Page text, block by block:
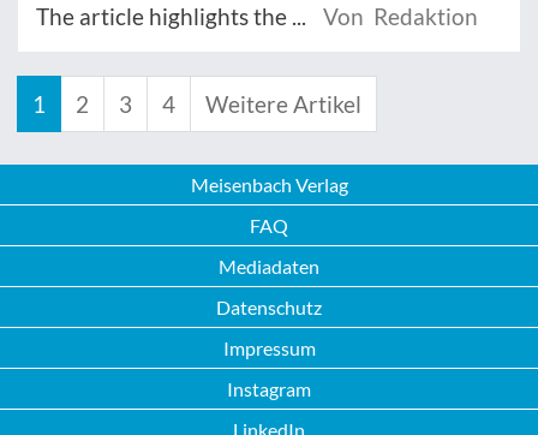
The article highlights the ...
Von Redaktion
1 2 3 4 Weitere Artikel
Meisenbach Verlag
FAQ
Mediadaten
Datenschutz
Impressum
Instagram
LinkedIn